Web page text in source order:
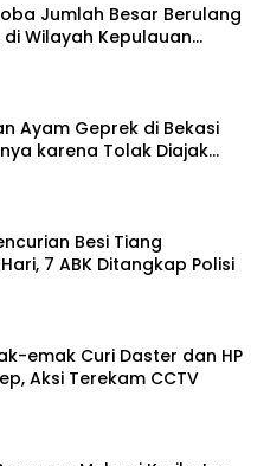
Jumlah Besar Berulang
Wilayah Kepulauan
Ayam Geprek di Bekasi
karena Tolak Diajak
Besi Tiang
7 ABK Ditangkap Polisi
emak Curi Daster dan HP
Aksi Terekam CCTV